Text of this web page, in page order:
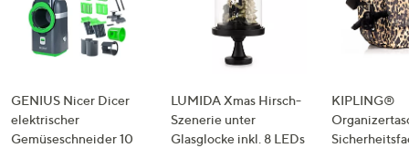
GENIUS Nicer Dicer
elektrischer
Gemüseschneider 10
LUMIDA Xmas Hirsch-
Szenerie unter
Glasglocke inkl. 8 LEDs
KIPLING®